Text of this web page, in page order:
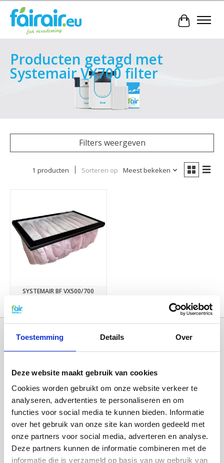
Toestemming Details Over
Deze website maakt gebruik van cookies
Cookies worden gebruikt om onze website verkeer te
analyseren, advertenties te personaliseren en om
functies voor social media te kunnen bieden. Informatie
over het gebruik van onze site kan worden gedeeld met
onze partners voor social media, adverteren en analyse.
Deze partners kunnen de informatie combineren met de
informatie die is verzameld op basis van uw gebruik van
Producten getagd met
Systemair VX700 filter
Filters weergeven
1 producten Sorteren op Meest bekeken
SYSTEMAIR BF VX500/700
Categorieën
WTW FILTERS
LUCHTVERWARMING FILTERS